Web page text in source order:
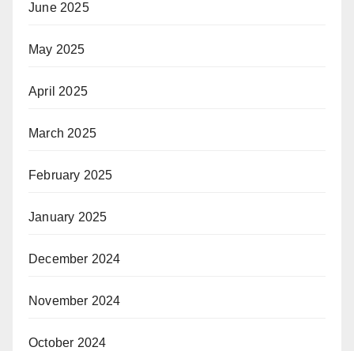
June 2025
May 2025
April 2025
March 2025
February 2025
January 2025
December 2024
November 2024
October 2024